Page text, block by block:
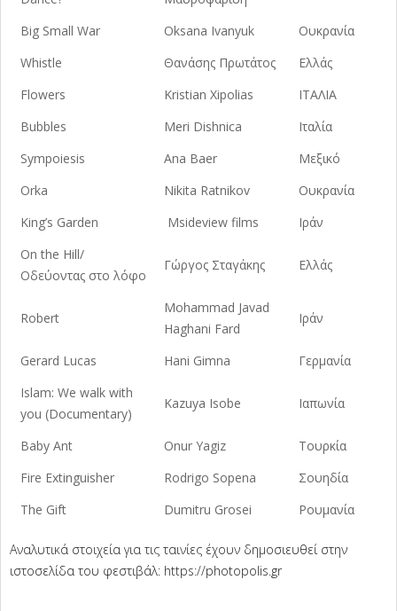
Big Small War Oksana Ivanyuk
Ουκρανία
Whistle
Θανάσης Πρωτάτος
Ελλάς
Flowers
Kristian Xipolias
ΙΤΑΛΙΑ
Bubbles
Meri Dishnica
Ιταλία
Sympoiesis
Ana Baer
Μεξικό
Orka
Nikita Ratnikov
Ουκρανία
King’s Garden
Msideview films
Ιράν
On the Hill/
Οδεύοντας στο λόφο
Γώργος Σταγάκης Ελλάς
Robert
Mohammad Javad
Haghani Fard
Ιράν
Gerard Lucas Hani Gimna
Γερμανία
Islam: We walk with
you (Documentary)
Kazuya Isobe Ιαπωνία
Baby Ant Onur Yagiz
Τουρκία
Fire Extinguisher
Rodrigo Sopena
Σουηδία
The Gift
Dumitru Grosei Ρουμανία
Αναλυτικά στοιχεία για τις ταινίες έχουν δημοσιευθεί στην
ιστοσελίδα του φεστιβάλ: https://photopolis.gr